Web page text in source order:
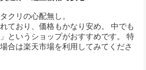
クリの心配無し。
ており、価格もかなり安め。 中でも
というショップがおすすめです。 特
合は楽天市場を利用してみてくださ